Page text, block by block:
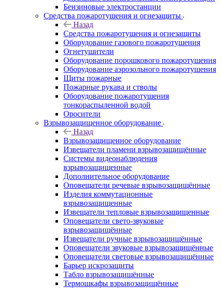
Бензиновые электростанции
Средства пожаротушения и огнезащиты
Назад
Средства пожаротушения и огнезащиты
Оборудование газового пожаротушения
Огнетушители
Оборудование порошкового пожаротушения
Оборудование аэрозольного пожаротушения
Щиты пожарные
Пожарные рукава и стволы
Оборудование пожаротушения
тонкораспыленной водой
Оросители
Взрывозащищенное оборудование
Назад
Взрывозащищенное оборудование
Извещатели пламени взрывозащищённые
Системы видеонаблюдения
взрывозащищенные
Дополнительное оборудование
Оповещатели речевые взрывозащищённые
Изделия коммутационные
взрывозащищенные
Извещатели тепловые взрывозащищенные
Оповещатели свето-звуковые
взрывозащищённые
Извещатели ручные взрывозащищённые
Оповещатели звуковые взрывозащищённые
Оповещатели световые взрывозащищённые
Барьер искрозащиты
Табло взрывозащищённые
Термошкафы взрывозащищённые